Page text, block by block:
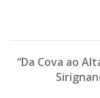
“Da Cova ao